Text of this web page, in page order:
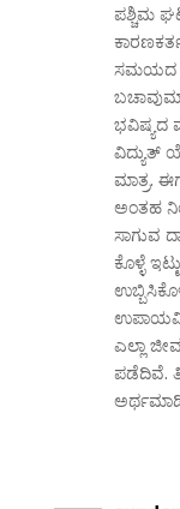
ಪಶ್ಚಿಮ
ಸಮಯದ
ಭವಿಷ್ಯದ
ವಿದ್ಯುತ್
ಮಾತ್ರ.
ಅಂತಹ
ಸಾಗುವ
ಕೊಳ್ಳೆ
ಎಲ್ಲಾ
ಪಡೆದಿವೆ.